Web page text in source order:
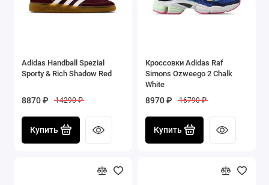
Adidas Handball Spezial
Sporty & Rich Shadow Red
8870 ₽ 14290 ₽
Купить
Кроссовки Adidas Raf
Simons Ozweego 2 Chalk
White
8970 ₽ 16790 ₽
Купить